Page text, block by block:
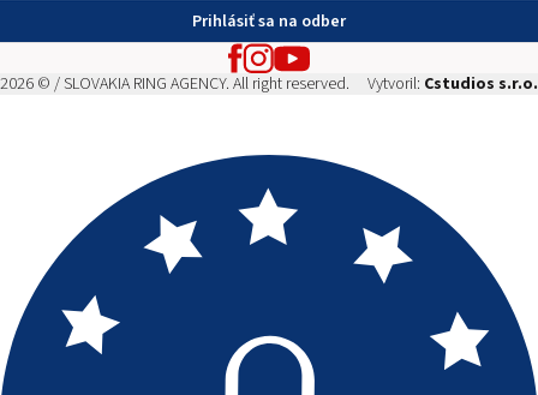
Prihlásiť sa na odber
2026 © / SLOVAKIA RING AGENCY. All right reserved. Vytvoril: Cstudios s.r.o.